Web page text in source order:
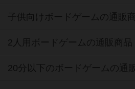
子供向けボードゲームの通販
2人用ボードゲームの通販商品
20分以下のボードゲームの通